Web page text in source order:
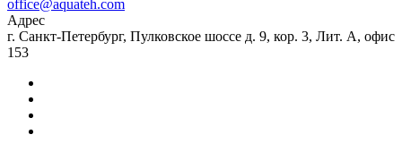
office@aquateh.com
Адрес
г. Санкт-Петербург, Пулковское шоссе д. 9, кор. 3, Лит. А, офис
153